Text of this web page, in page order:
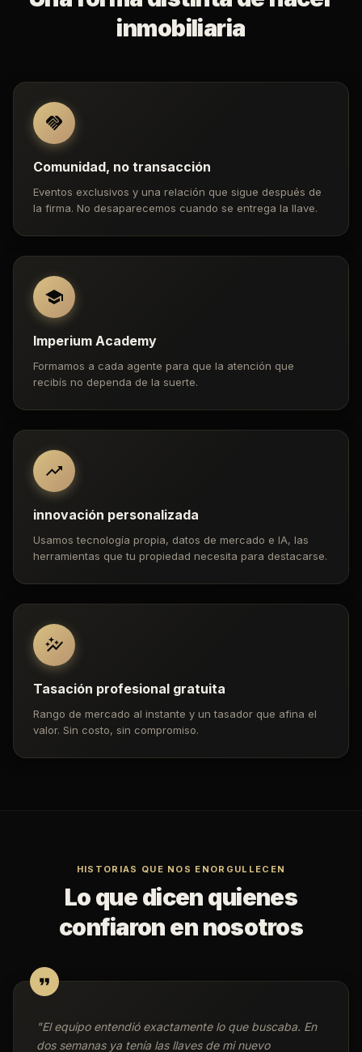
inmobiliaria
Comunidad, no transacción
Eventos exclusivos y una relación que sigue después de
la firma. No desaparecemos cuando se entrega la llave.
Imperium Academy
Formamos a cada agente para que la atención que
recibís no dependa de la suerte.
innovación personalizada
Usamos tecnología propia, datos de mercado e IA, las
herramientas que tu propiedad necesita para destacarse.
Tasación profesional gratuita
Rango de mercado al instante y un tasador que afina el
valor. Sin costo, sin compromiso.
HISTORIAS QUE NOS ENORGULLECEN
Lo que dicen quienes
confiaron en nosotros
"El equipo entendió exactamente lo que buscaba. En
dos semanas ya tenía las llaves de mi nuevo